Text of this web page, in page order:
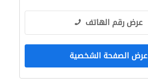
عرض رقم الهاتف
عرض الصفحة الشخصية